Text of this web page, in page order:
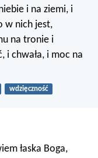
i na ziemi, i
w nich jest,
na tronie i
i chwała, i moc na
wdzięczność
łaska Boga,